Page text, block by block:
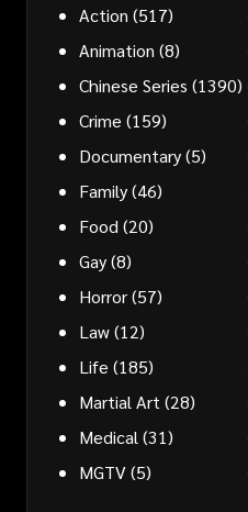
Action (517)
Animation (8)
Chinese Series (1390)
Crime (159)
Documentary(5)
Family(46)
Food (20)
Gay(8)
Horror(57)
Law(12)
Life (185)
Martial Art (28)
Medical (31)
MGTV(5)